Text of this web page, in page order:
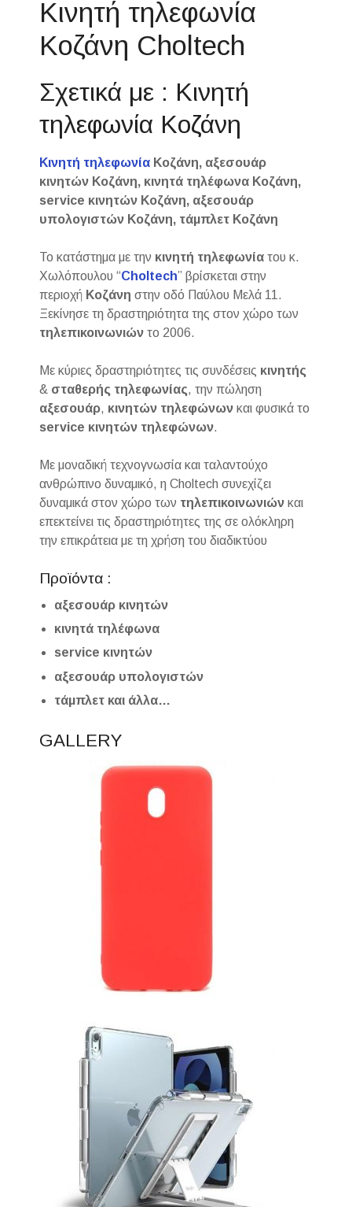
Κινητή τηλεφωνία
Κοζάνη Choltech
Σχετικά με : Κινητή
τηλεφωνία Κοζάνη
Κινητή τηλεφωνία Κοζάνη, αξεσουάρ
κινητών Κοζάνη, κινητά τηλέφωνα Κοζάνη,
service κινητών Κοζάνη, αξεσουάρ
υπολογιστών Κοζάνη, τάμπλετ Κοζάνη
Το κατάστημα με την κινητή τηλεφωνία του κ.
Χωλόπουλου “Choltech” βρίσκεται στην
περιοχή Κοζάνη στην οδό Παύλου Μελά 11.
Ξεκίνησε τη δραστηριότητα της στον χώρο των
τηλεπικοινωνιών το 2006.
Με κύριες δραστηριότητες τις συνδέσεις κινητής
& σταθερής τηλεφωνίας, την πώληση
αξεσουάρ, κινητών τηλεφώνων και φυσικά το
service κινητών τηλεφώνων.
Με μοναδική τεχνογνωσία και ταλαντούχο
ανθρώπινο δυναμικό, η Choltech συνεχίζει
δυναμικά στον χώρο των τηλεπικοινωνιών και
επεκτείνει τις δραστηριότητες της σε ολόκληρη
την επικράτεια με τη χρήση του διαδικτύου
Προϊόντα :
αξεσουάρ κινητών
κινητά τηλέφωνα
service κινητών
αξεσουάρ υπολογιστών
τάμπλετ και άλλα…
GALLERY